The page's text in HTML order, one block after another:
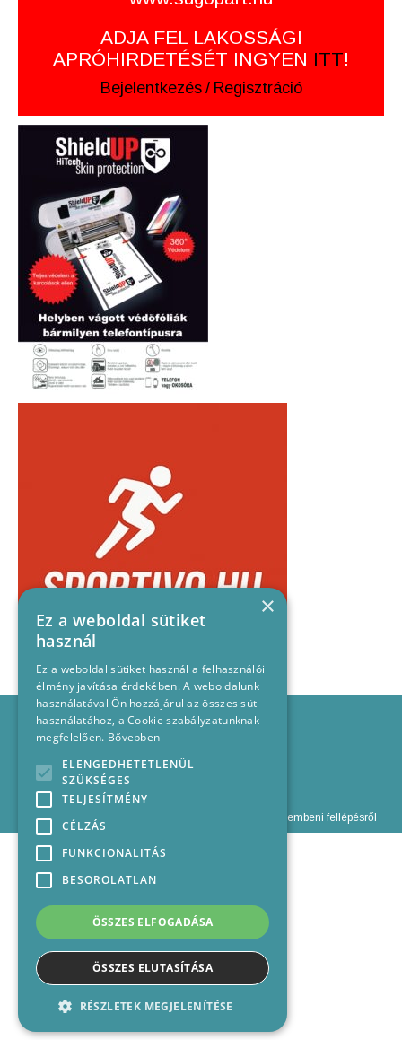
ADJA FEL LAKOSSÁGI
APRÓHIRDETÉSÉT INGYEN ITT!
Bejelentkezés / Regisztráció
Impresszum
Médiajánlat
Szabályzat a jogellenes olvasói hozzászólásokkal szembeni fellépésről
×
Ez a weboldal sütiket
használ
Ez a weboldal sütiket használ a felhasználói
élmény javítása érdekében. A weboldalunk
használatával Ön hozzájárul az összes süti
használatához, a Cookie szabályzatunknak
megfelelően. Bővebben
ELENGEDHETETLENÜL
SZÜKSÉGES
TELJESÍTMÉNY
CÉLZÁS
FUNKCIONALITÁS
BESOROLATLAN
ÖSSZES ELFOGADÁSA
ÖSSZES ELUTASÍTÁSA
RÉSZLETEK MEGJELENÍTÉSE